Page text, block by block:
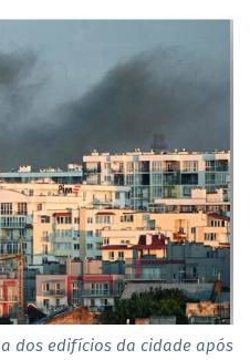
dos edifícios da cidade após